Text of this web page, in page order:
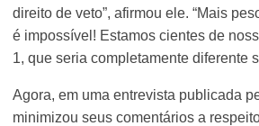
direito de veto”, afirmou ele. “Mais
é impossível! Estamos cientes de
1, que seria completamente diferente
Agora, em uma entrevista publicada
minimizou seus comentários a